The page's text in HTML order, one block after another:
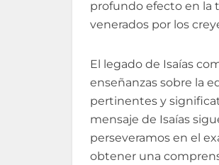
profundo efecto en la
venerados por los
El legado de Isaías
enseñanzas sobre la
pertinentes y
mensaje de Isaías
perseveramos en el
obtener una